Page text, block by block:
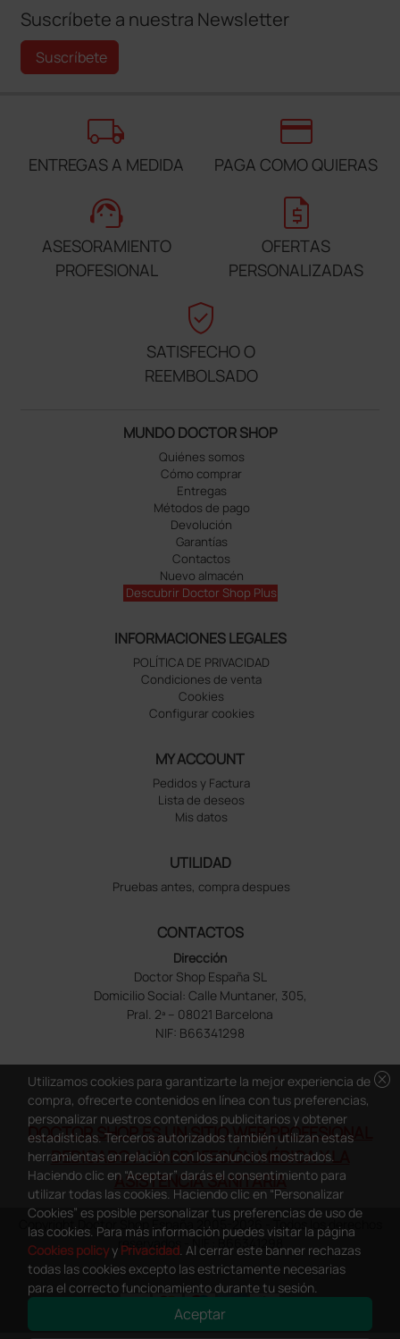
Suscríbete a nuestra Newsletter
Suscríbete
local_shipping
ENTREGAS A MEDIDA
credit_card
PAGA COMO QUIERAS
support_agent
ASESORAMIENTO
PROFESIONAL
request_quote
OFERTAS
PERSONALIZADAS
verified_user
SATISFECHO O
REEMBOLSADO
MUNDO DOCTOR SHOP
Quiénes somos
Cómo comprar
Entregas
Métodos de pago
Devolución
Garantías
Contactos
Nuevo almacén
Descubrir Doctor Shop Plus
INFORMACIONES LEGALES
POLÍTICA DE PRIVACIDAD
Condiciones de venta
Cookies
Configurar cookies
MY ACCOUNT
Pedidos y Factura
Lista de deseos
Mis datos
UTILIDAD
Pruebas antes, compra despues
CONTACTOS
Dirección
Doctor Shop España SL
Domicilio Social: Calle Muntaner, 305,
Pral. 2ª – 08021 Barcelona
NIF: B66341298
DOCTOR SHOP ES UN SITIO WEB PROFESIONAL
DEDICADO A LA PROFESIÓN MÉDICA Y LA
ASISTENCIA SANITARIA
Copyright Doctor Shop España 2005-2026 - Todos los derechos
reservados - NIF.: B66341298
cancel
Utilizamos cookies para garantizarte la mejor experiencia de
compra, ofrecerte contenidos en línea con tus preferencias,
personalizar nuestros contenidos publicitarios y obtener
estadísticas. Terceros autorizados también utilizan estas
herramientas en relación con los anuncios mostrados.
Haciendo clic en “Aceptar” darás el consentimiento para
utilizar todas las cookies. Haciendo clic en “Personalizar
Cookies” es posible personalizar tus preferencias de uso de
las cookies. Para más información puedes visitar la página
Cookies policyy Privacidad. Al cerrar este banner rechazas
todas las cookies excepto las estrictamente necesarias
para el correcto funcionamiento durante tu sesión.
Aceptar